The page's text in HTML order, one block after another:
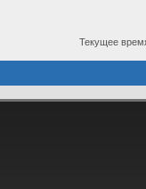
Текущее